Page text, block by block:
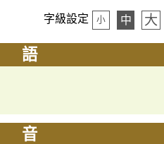
字級設定 小 中 大
語
音